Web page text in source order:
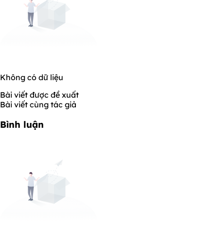
Không có dữ liệu
Bài viết được đề xuất
Bài viết cùng tác giả
Bình luận